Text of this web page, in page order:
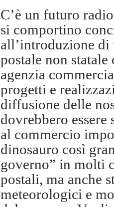
C’è un futuro
si comportino
all’introduzione
postale non
agenzia
progetti e
diffusione delle
dovrebbero
al commercio
dinosauro così
governo” in molti
postali, ma anche
meteorologici e